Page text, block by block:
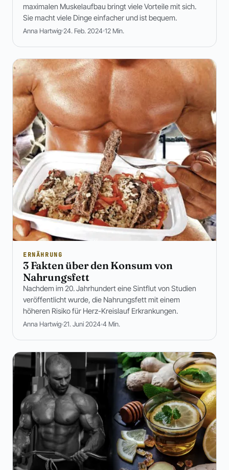
maximalen Muskelaufbau bringt viele Vorteile mit sich.
Sie macht viele Dinge einfacher und ist bequem.
Anna Hartwig 24. Feb. 2024 12 Min.
ERNÄHRUNG
3 Fakten über den Konsum von
Nahrungsfett
Nachdem im 20. Jahrhundert eine Sintflut von Studien
veröffentlicht wurde, die Nahrungsfett mit einem
höheren Risiko für Herz-Kreislauf Erkrankungen.
Anna Hartwig 21. Juni 2024 4 Min.